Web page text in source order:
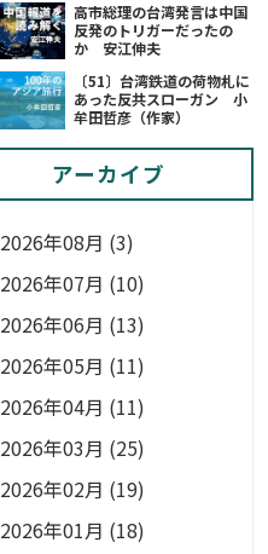
高市総理の台湾発言は中国
反発のトリガーだったの
か 安江伸夫
〔51〕台湾鉄道の荷物札に
あった反共スローガン 小
牟田哲彦（作家）
アーカイブ
2026年08月 (3)
2026年07月 (10)
2026年06月 (13)
2026年05月 (11)
2026年04月 (11)
2026年03月 (25)
2026年02月 (19)
2026年01月 (18)